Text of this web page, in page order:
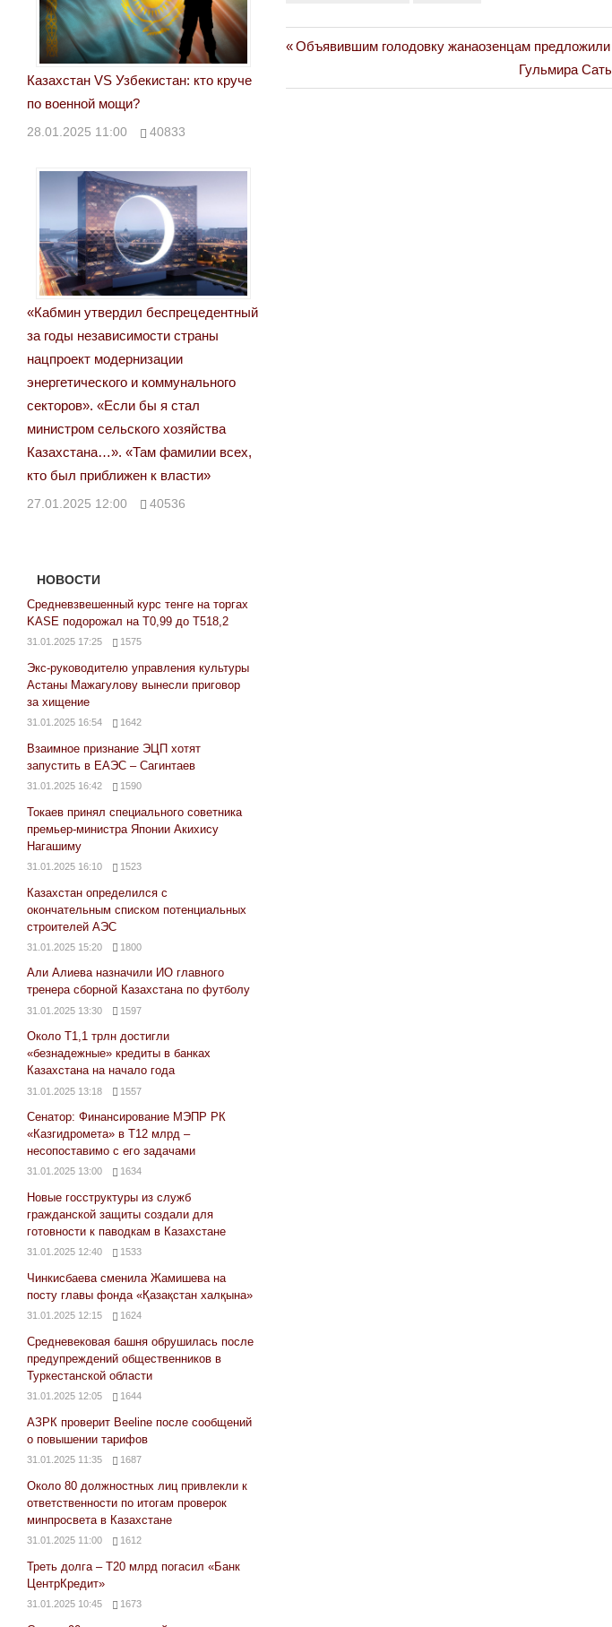
Навигация
по
Previous
Объявившим голодовку жанаозенцам предложили
Next
Post:
Гульмира
Казахстан VS Узбекистан: кто круче
по военной мощи?
28.01.2025 11:00 40833
«Кабмин утвердил беспрецедентный
за годы независимости страны
нацпроект модернизации
энергетического и коммунального
секторов». «Если бы я стал
министром сельского хозяйства
Казахстана…». «Там фамилии всех,
кто был приближен к власти»
27.01.2025 12:00 40536
НОВОСТИ
Средневзвешенный курс тенге на торгах
KASE подорожал на Т0,99 до Т518,2
31.01.2025 17:25 1575
Экс-руководителю управления культуры
Астаны Мажагулову вынесли приговор
за хищение
31.01.2025 16:54 1642
Взаимное признание ЭЦП хотят
запустить в ЕАЭС – Сагинтаев
31.01.2025 16:42 1590
Токаев принял специального советника
премьер-министра Японии Акихису
Нагашиму
31.01.2025 16:10 1523
Казахстан определился с
окончательным списком потенциальных
строителей АЭС
31.01.2025 15:20 1800
Али Алиева назначили ИО главного
тренера сборной Казахстана по футболу
31.01.2025 13:30 1597
Около Т1,1 трлн достигли
«безнадежные» кредиты в банках
Казахстана на начало года
31.01.2025 13:18 1557
Сенатор: Финансирование МЭПР РК
«Казгидромета» в Т12 млрд –
несопоставимо с его задачами
31.01.2025 13:00 1634
Новые госструктуры из служб
гражданской защиты создали для
готовности к паводкам в Казахстане
31.01.2025 12:40 1533
Чинкисбаева сменила Жамишева на
посту главы фонда «Қазақстан халқына»
31.01.2025 12:15 1624
Средневековая башня обрушилась после
предупреждений общественников в
Туркестанской области
31.01.2025 12:05 1644
АЗРК проверит Beeline после сообщений
о повышении тарифов
31.01.2025 11:35 1687
Около 80 должностных лиц привлекли к
ответственности по итогам проверок
минпросвета в Казахстане
31.01.2025 11:00 1612
Треть долга – Т20 млрд погасил «Банк
ЦентрКредит»
31.01.2025 10:45 1673